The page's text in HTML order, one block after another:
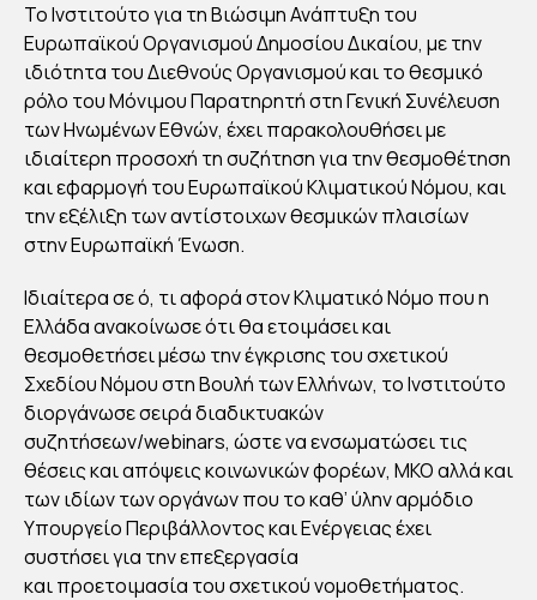
ΠΡ
ΟΤ
ΑΣ
ΕΙΣ
ΤΟ
O
Αυγου
στάκη
23/05/2
Το Ινστιτούτο για τη Βιώσιμη Ανάπτυξη του
Ευρωπαϊκού Οργανισμού Δημοσίου Δικαίου, με την
ιδιότητα του Διεθνούς Οργανισμού και το θεσμικό
ρόλο του Μόνιμου Παρατηρητή στη Γενική Συνέλευση
των Ηνωμένων Εθνών, έχει παρακολουθήσει με
ιδιαίτερη προσοχή τη συζήτηση για την θεσμοθέτηση
και εφαρμογή του Ευρωπαϊκού Κλιματικού Νόμου, και
την εξέλιξη των αντίστοιχων θεσμικών πλαισίων
στην Ευρωπαϊκή Ένωση.
Ιδιαίτερα σε ό, τι αφορά στον Κλιματικό Νόμο που η
Ελλάδα ανακοίνωσε ότι θα ετοιμάσει και
θεσμοθετήσει μέσω την έγκρισης του σχετικού
Σχεδίου Νόμου στη Βουλή των Ελλήνων, το Ινστιτούτο
διοργάνωσε σειρά διαδικτυακών
συζητήσεων/webinars, ώστε να ενσωματώσει τις
θέσεις και απόψεις κοινωνικών φορέων, ΜΚΟ αλλά και
των ιδίων των οργάνων που το καθ’ ύλην αρμόδιο
Υπουργείο Περιβάλλοντος και Ενέργειας έχει
συστήσει για την επεξεργασία
και προετοιμασία του σχετικού νομοθετήματος.